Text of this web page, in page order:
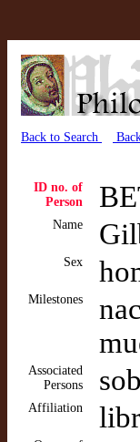
Back to Search
ID no. of
Person
Name
Sex
Milestones
Associated
Persons
Affiliation